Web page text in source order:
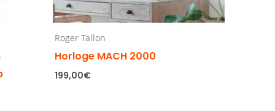
Roger Tallon
Horloge MACH 2000
199,00€